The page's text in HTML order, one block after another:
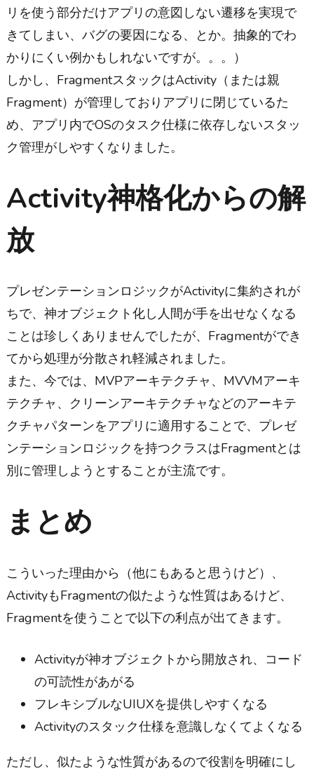
リを使う部分だけアプリの意図しない遷移を実現で
きてしまい、バグの要因になる、とか。抽象的でわ
かりにくい例かもしれないですが。。。）
しかし、FragmentスタックはActivity（または親
Fragment）が管理しておりアプリに閉じているた
め、アプリ内でOSのタスク仕様に依存しないスタッ
ク管理がしやすくなりました。
Activity神格化からの解
放
プレゼンテーションロジックがActivityに集約されが
ちで、神オブジェクト化し人間が手を出せなくなる
ことは珍しくありませんでしたが、Fragmentができ
てから処理が分散され軽減されました。
また、今では、MVPアーキテクチャ、MVVMアーキ
テクチャ、クリーンアーキテクチャなどのアーキテ
クチャパターンをアプリに適用することで、プレゼ
ンテーションロジックを持つクラスはFragmentとは
別に管理しようとすることが主流です。
まとめ
こういった理由から（他にもあると思うけど）、
ActivityもFragmentの似たような性質はあるけど、
Fragmentを使うことで以下の利点が出てきます。
Activityが神オブジェクトから開放され、コード
の可読性があがる
フレキシブルなUIUXを提供しやすくなる
Activityのスタック仕様を意識しなくてよくなる
ただし、似たような性質があるので役割を明確にし